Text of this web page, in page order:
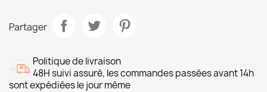
Partager
Politique de livraison
48H suivi assuré, les commandes passées avant 14h
sont expédiées le jour même